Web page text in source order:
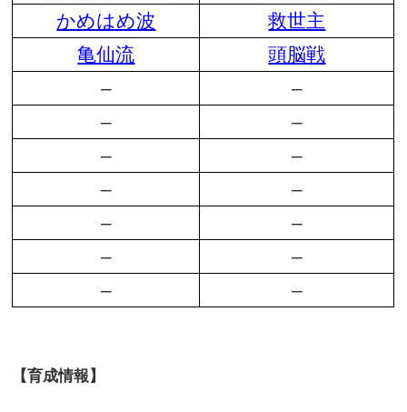
かめはめ波
救世主
亀仙流
頭脳戦
–
–
–
–
–
–
–
–
–
–
–
–
–
–
【育成情報】